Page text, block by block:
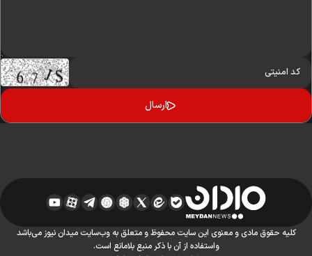
کلیه حقوق مادی و معنوی این سایت محفوظ و متعلق به وب‌سایت میدان نیوز می‌باشد
واستفاده از آن با ذکر منبع بلامانع است.